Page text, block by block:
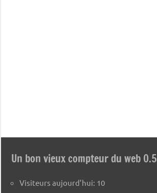
Un bon vieux compteur du web 0.5
Visiteurs aujourd’hui: 10